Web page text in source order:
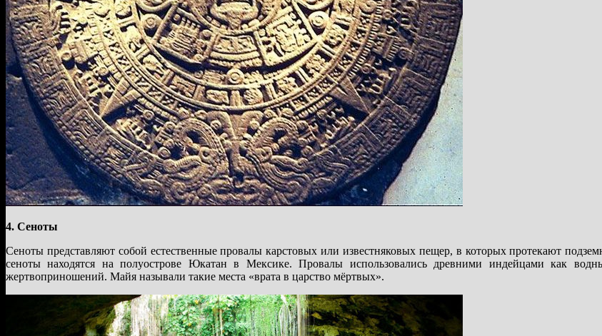
4. Сеноты
Сеноты представляют собой естественные провалы карстовых или известняковых пещер, в которых протекают
сеноты находятся на полуострове Юкатан в Мексике. Провалы использовались древними индейцами как
жертвоприношений. Майя называли такие места «врата в царство мёртвых».